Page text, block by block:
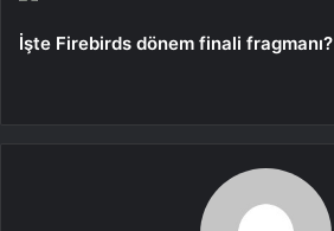
İşte Firebirds dönem finali fragmanı?